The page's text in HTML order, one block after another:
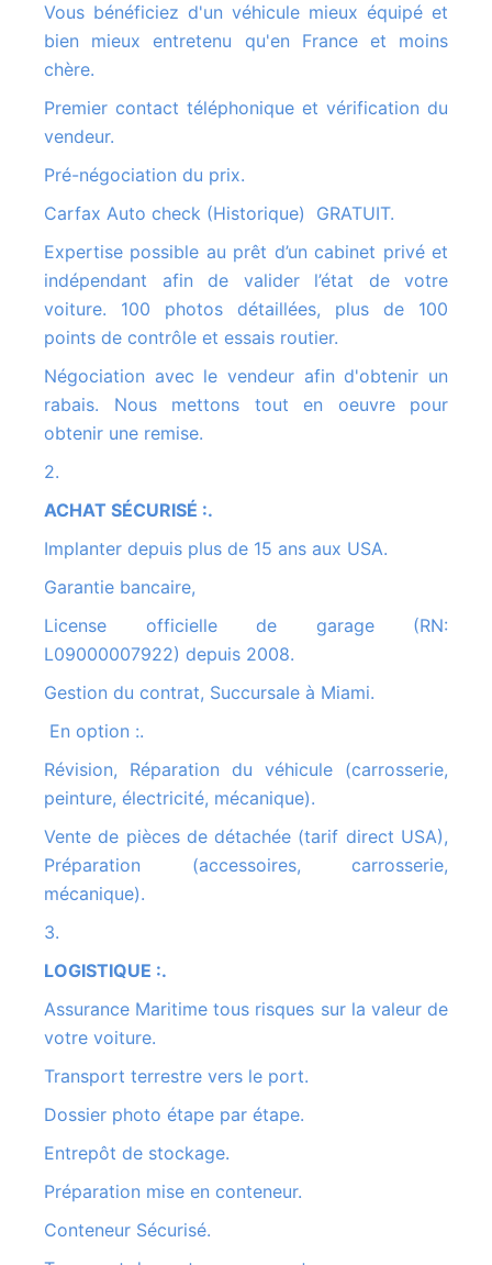
Vous bénéficiez d'un véhicule mieux équipé et
bien mieux entretenu qu'en France et moins
chère.
Premier contact téléphonique et vérification du
vendeur.
Pré-négociation du prix.
Carfax Auto check (Historique) GRATUIT.
Expertise possible au prêt d’un cabinet privé et
indépendant afin de valider l’état de votre
voiture. 100 photos détaillées, plus de 100
points de contrôle et essais routier.
Négociation avec le vendeur afin d'obtenir un
rabais. Nous mettons tout en oeuvre pour
obtenir une remise.
2.
ACHAT SÉCURISÉ :.
Implanter depuis plus de 15 ans aux USA.
Garantie bancaire,
License officielle de garage (RN:
L09000007922) depuis 2008.
Gestion du contrat, Succursale à Miami.
En option :.
Révision, Réparation du véhicule (carrosserie,
peinture, électricité, mécanique).
Vente de pièces de détachée (tarif direct USA),
Préparation (accessoires, carrosserie,
mécanique).
3.
LOGISTIQUE :.
Assurance Maritime tous risques sur la valeur de
votre voiture.
Transport terrestre vers le port.
Dossier photo étape par étape.
Entrepôt de stockage.
Préparation mise en conteneur.
Conteneur Sécurisé.